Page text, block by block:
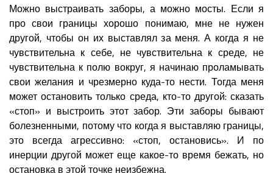
Можно выстраивать заборы, а можно мосты. Если я
про свои границы хорошо понимаю, мне не нужен
другой, чтобы он их выставлял за меня. А когда я не
чувствительна к себе, не чувствительна к среде, не
чувствительна к полю вокруг, я начинаю проламывать
свои желания и чрезмерно куда-то нести. Тогда меня
может остановить только среда, кто-то другой: сказать
«стоп» и выстроить этот забор. Эти заборы бывают
болезненными, потому что когда я выставляю границы,
это всегда агрессивно: «стоп, остановись». И по
инерции другой может еще какое-то время бежать, но
остановка в этой точке неизбежна.